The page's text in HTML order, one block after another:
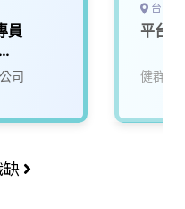
員
司
台南
平台
健群永